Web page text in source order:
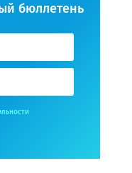
бюллетень